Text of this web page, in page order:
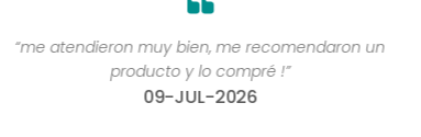
“me atendieron muy bien, me recomendaron un
producto y lo compré !”
09-JUL-2026